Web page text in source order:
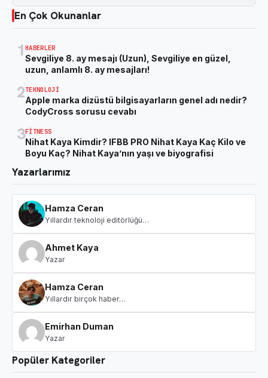
En Çok Okunanlar
1 HABERLER
Sevgiliye 8. ay mesajı (Uzun), Sevgiliye en güzel,
uzun, anlamlı 8. ay mesajları!
2TEKNOLOJI
Apple marka dizüstü bilgisayarların genel adı nedir?
CodyCross sorusu cevabı
3FITNESS
Nihat Kaya Kimdir? IFBB PRO Nihat Kaya Kaç Kilo ve
Boyu Kaç? Nihat Kaya’nın yaşı ve biyografisi
Yazarlarımız
Hamza Ceran
Yıllardır teknoloji editörlüğü…
Ahmet Kaya
Yazar
Hamza Ceran
Yıllardır birçok haber…
Emirhan Duman
Yazar
Popüler Kategoriler